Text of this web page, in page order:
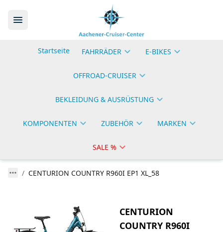
Startseite FAHRRÄDER E-BIKES
OFFROAD-CRUISER
BEKLEIDUNG & AUSRÜSTUNG
KOMPONENTEN ZUBEHÖR MARKEN
SALE %
CENTURION COUNTRY R960I EP1 XL_58
CENTURION
COUNTRY R960I